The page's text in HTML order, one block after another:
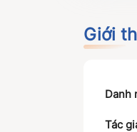
Giới
Danh
Tác